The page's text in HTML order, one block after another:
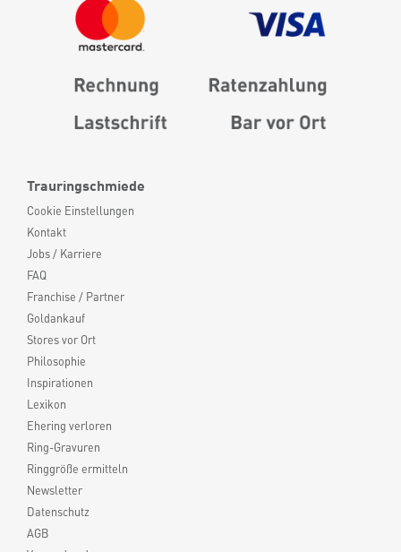
Trauringschmiede
Cookie Einstellungen
Kontakt
Jobs / Karriere
FAQ
Franchise / Partner
Goldankauf
Stores vor Ort
Philosophie
Inspirationen
Lexikon
Ehering verloren
Ring-Gravuren
Ringgröße ermitteln
Newsletter
Datenschutz
AGB